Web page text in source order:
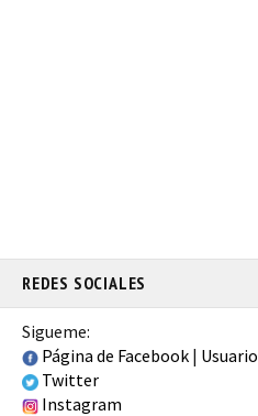
REDES SOCIALES
Sigueme:
Página de Facebook | Usuario
Twitter
Instagram